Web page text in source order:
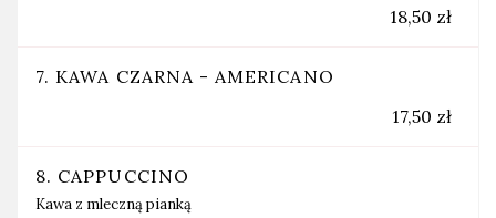
18,50 zł
7. KAWA CZARNA - AMERICANO
17,50 zł
8. CAPPUCCINO
Kawa z mleczną pianką